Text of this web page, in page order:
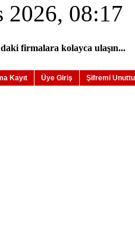
2026, 08:17
firmalara kolayca ulaşın...
Kayıt Üye Giriş Şifremi